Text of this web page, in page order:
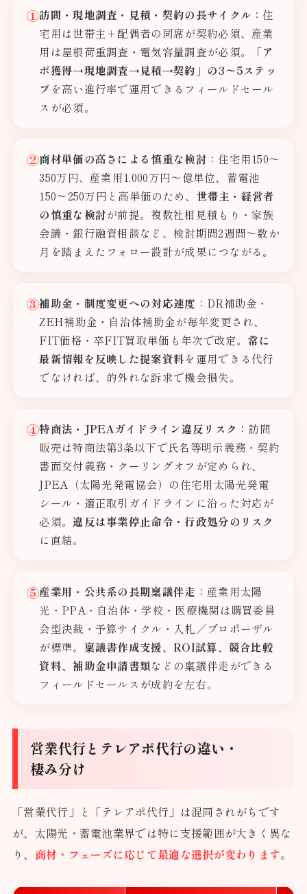
①訪問・現地調査・見積・契約の長サイクル ：住
宅用は世帯主＋配偶者の同席が契約必須、産業
用は屋根荷重調査・電気容量調査が必須。
「ア
ポ獲得→現地調査→見積→契約」の3〜5ステッ
プ を高い進行率で運用できるフィールドセール
スが必須。
②商材単価の高さによる慎重な検討 ：住宅用150〜
350万円、産業用1,000万円〜億単位、蓄電池
150〜250万円と高単価のため、 世帯主・経営者
の慎重な検討が前提。複数社相見積もり・家族
会議・銀行融資相談など、検討期間2週間〜数か
月を踏まえたフォロー設計が成果につながる。
③補助金・制度変更への対応速度 ：DR補助金・
ZEH補助金・自治体補助金が毎年変更され、
FIT価格・卒FIT買取単価も年次で改定。 常に
最新情報を反映した提案資料を運用できる代行
でなければ、的外れな訴求で機会損失。
④特商法・JPEAガイドライン違反リスク ：訪問
販売は特商法第3条以下で氏名等明示義務・契約
書面交付義務・クーリングオフが定められ、
JPEA（太陽光発電協会）の住宅用太陽光発電
シール・適正取引ガイドラインに沿った対応が
必須。違反は事業停止命令・行政処分のリスク
に直結。
⑤産業用・公共系の長期稟議伴走 ：産業用太陽
光・PPA・自治体・学校・医療機関は購買委員
会型決裁・予算サイクル・入札／プロポーザル
が標準。 稟議書作成支援、ROI試算、競合比較
資料、補助金申請書類などの稟議伴走ができる
フィールドセールスが成約を左右。
営業代行とテレアポ代行の違い・
棲み分け
「営業代行」と「テレアポ代行」は混同されがちです
が、太陽光・蓄電池業界では特に支援範囲が大きく異な
り、 商材・フェーズに応じて最適な選択が変わります。